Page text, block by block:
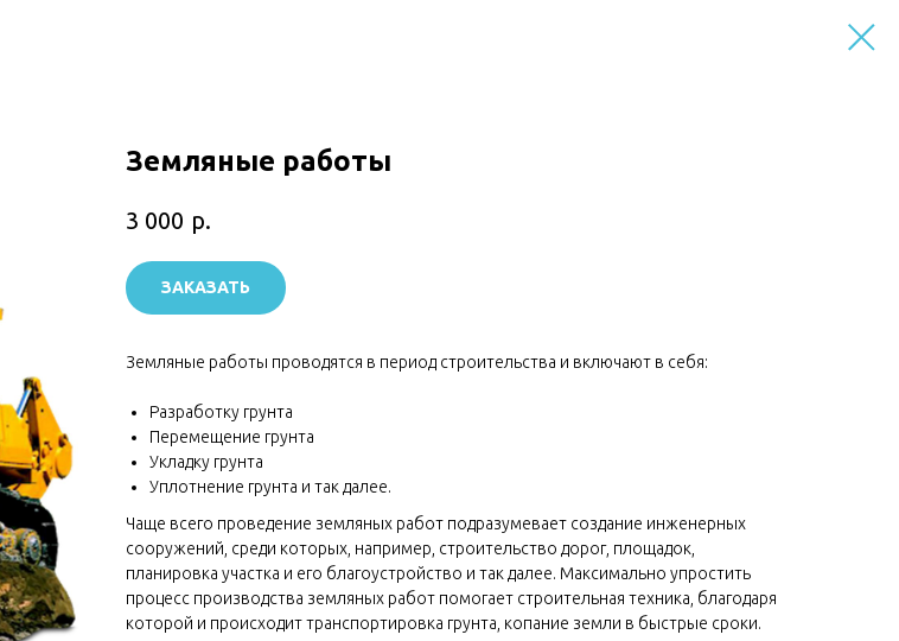
Земляные работы
3 000 р.
ЗАКАЗАТЬ
Земляные работы проводятся в период строительства и включают в себя:
Разработку грунта
Перемещение грунта
Укладку грунта
Уплотнение грунта и так далее.
Чаще всего проведение земляных работ подразумевает создание инженерных
сооружений, среди которых, например, строительство дорог, площадок,
планировка участка и его благоустройство и так далее. Максимально упростить
процесс производства земляных работ помогает строительная техника, благодаря
которой и происходит транспортировка грунта, копание земли в быстрые сроки.